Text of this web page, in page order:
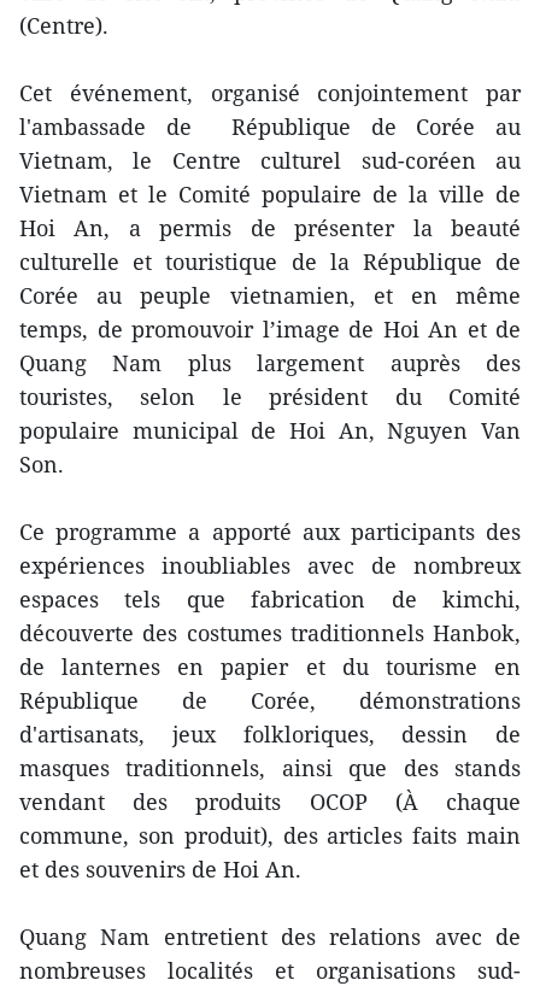
(Centre).
Cet événement, organisé conjointement par
l'ambassade de République de Corée au
Vietnam, le Centre culturel sud-coréen au
Vietnam et le Comité populaire de la ville de
Hoi An, a permis de présenter la beauté
culturelle et touristique de la République de
Corée au peuple vietnamien, et en même
temps, de promouvoir l’image de Hoi An et de
Quang Nam plus largement auprès des
touristes, selon le président du Comité
populaire municipal de Hoi An, Nguyen Van
Son.
Ce programme a apporté aux participants des
expériences inoubliables avec de nombreux
espaces tels que fabrication de kimchi,
découverte des costumes traditionnels Hanbok,
de lanternes en papier et du tourisme en
République de Corée, démonstrations
d'artisanats, jeux folkloriques, dessin de
masques traditionnels, ainsi que des stands
vendant des produits OCOP (À chaque
commune, son produit), des articles faits main
et des souvenirs de Hoi An.
Quang Nam entretient des relations avec de
nombreuses localités et organisations sud-